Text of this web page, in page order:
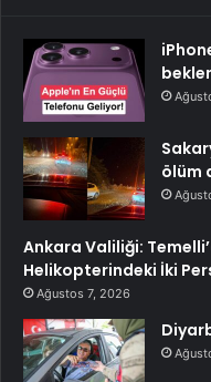
ölüm
Ankara Valiliği:
Helikopterindeki İki
Ağustos 7, 2026